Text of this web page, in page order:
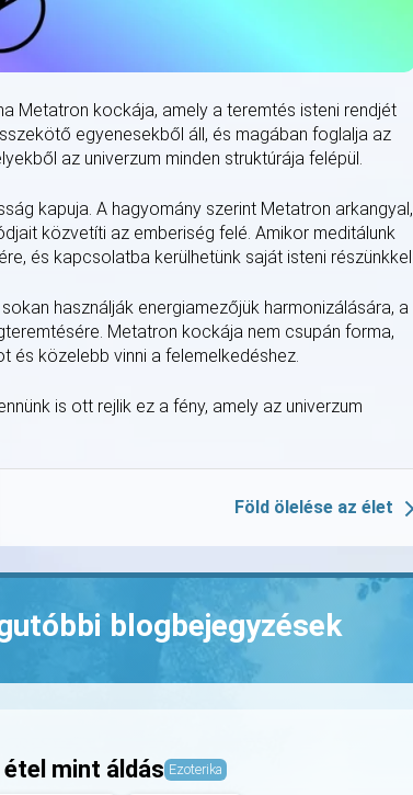
Metatron kockája, amely a teremtés isteni rendjét
egyenesekből áll, és magában foglalja az
az univerzum minden struktúrája felépül.
kapuja. A hagyomány szerint Metatron arkangyal,
közvetíti az emberiség felé. Amikor meditálunk
és kapcsolatba kerülhetünk saját isteni részünkkel.
használják energiamezőjük harmonizálására, a
Metatron kockája nem csupán forma,
és közelebb vinni a felemelkedéshez.
is ott rejlik ez a fény, amely az univerzum
Föld ölelése az élet
blogbejegyzések
étel mint áldás Ezoterika